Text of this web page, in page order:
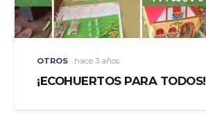
OTROS hace 3 años
¡ECOHUERTOS PARA TODOS!